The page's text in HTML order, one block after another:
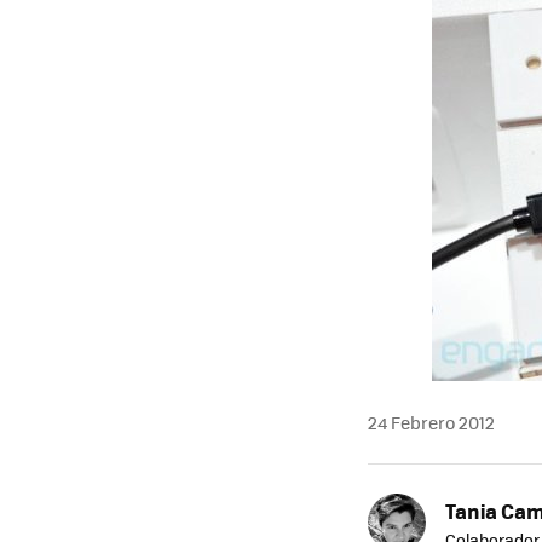
24 Febrero 2012
Tania